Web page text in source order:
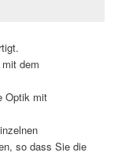
dem
Optik mit
so dass Sie die